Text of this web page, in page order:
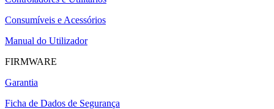
Consumíveis e Acessórios
Manual do Utilizador
FIRMWARE
Garantia
Ficha de Dados de Segurança